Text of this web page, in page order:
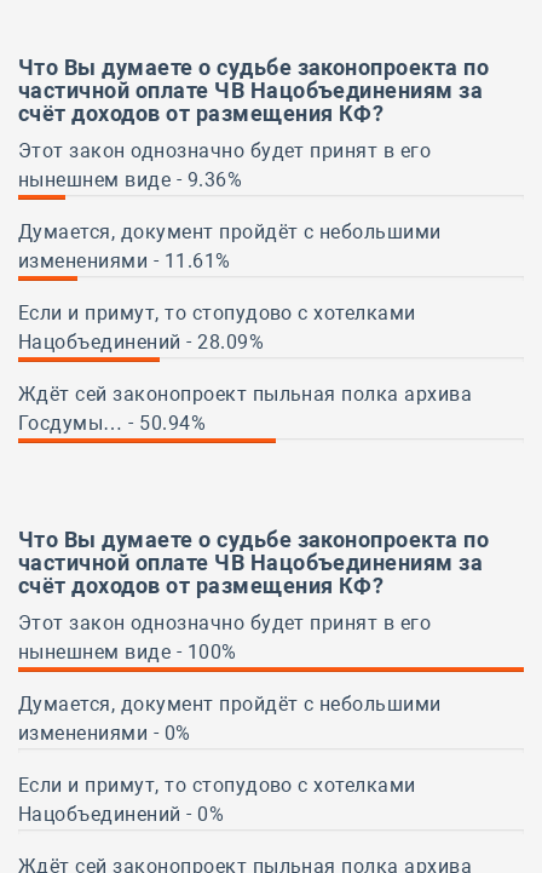
Что Вы думаете о судьбе законопроекта по
частичной оплате ЧВ Нацобъединениям за
счёт доходов от размещения КФ?
Этот закон однозначно будет принят в его
нынешнем виде - 9.36%
Думается, документ пройдёт с небольшими
изменениями - 11.61%
Если и примут, то стопудово с хотелками
Нацобъединений - 28.09%
Ждёт сей законопроект пыльная полка архива
Госдумы… - 50.94%
Что Вы думаете о судьбе законопроекта по
частичной оплате ЧВ Нацобъединениям за
счёт доходов от размещения КФ?
Этот закон однозначно будет принят в его
нынешнем виде - 100%
Думается, документ пройдёт с небольшими
изменениями - 0%
Если и примут, то стопудово с хотелками
Нацобъединений - 0%
Ждёт сей законопроект пыльная полка архива